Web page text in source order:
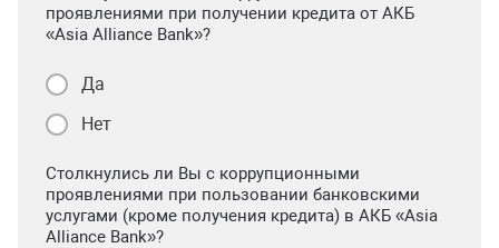
проявлениями при получении кредита от АКБ
«Asia Alliance Bank»?
Да
Нет
Столкнулись ли Вы с коррупционными
проявлениями при пользовании банковскими
услугами (кроме получения кредита) в АКБ «Asia
Alliance Bank»?